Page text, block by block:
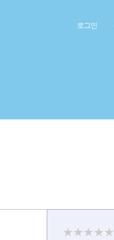
로그인
★★★★★